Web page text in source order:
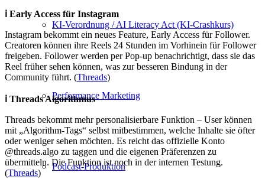
KI-Verordnung / AI Literacy Act (KI-Crashkurs)
Performance Marketing
Podcast-Produktion
ℹ️ Early Access für Instagram
Instagram bekommt ein neues Feature, Early Access für Follower.
Creatoren können ihre Reels 24 Stunden im Vorhinein für Follower
freigeben. Follower werden per Pop-up benachrichtigt, dass sie das
Reel früher sehen können, was zur besseren Bindung in der
Community führt. (Threads)
ℹ️ Threads Algorithmus
Threads bekommt mehr personalisierbare Funktion – User können
mit „Algorithm-Tags“ selbst mitbestimmen, welche Inhalte sie öfter
oder weniger sehen möchten. Es reicht das offizielle Konto
@threads.algo zu taggen und die eigenen Präferenzen zu
übermitteln. Die Funktion ist noch in der internen Testung.
(Threads)